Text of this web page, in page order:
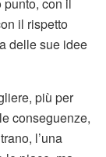
il rispetto
delle sue idee
più per
conseguenze,
l’una